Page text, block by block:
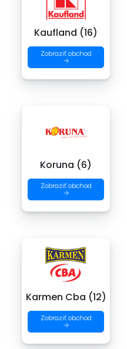
Kaufland (16)
Zobraziť obchod
→
Koruna (6)
Zobraziť obchod
→
Karmen Cba (12)
Zobraziť obchod
→